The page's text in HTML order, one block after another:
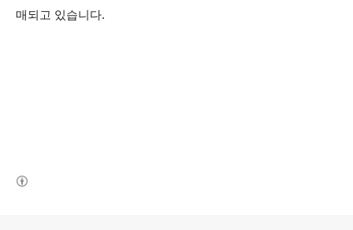
매되고 있습니다.